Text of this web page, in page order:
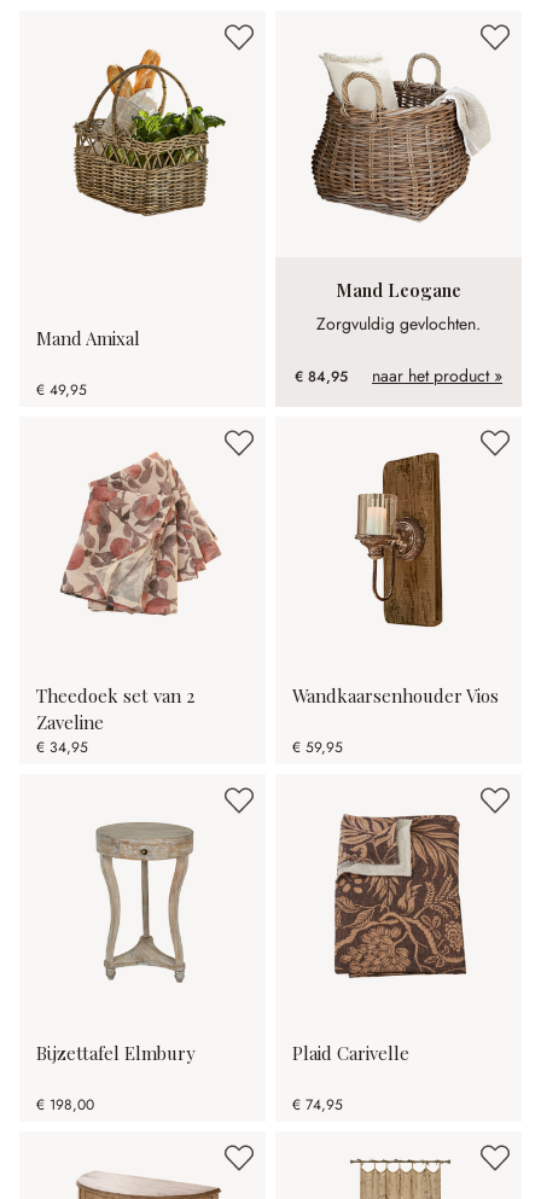
Mand Amixal
€ 49,95
Mand Leogane
Zorgvuldig gevlochten.
€ 84,95 naar het product »
Theedoek set van 2
Zaveline
€ 34,95
Wandkaarsenhouder Vios
€ 59,95
Bijzettafel Elmbury
€ 198,00
Plaid Carivelle
€ 74,95